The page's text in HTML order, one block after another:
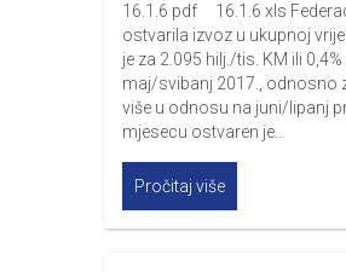
16.1.6 pdf 16.1.6 xls
ostvarila izvoz u ukupnoj
je za 2.095 hilj./tis. KM ili
maj/svibanj 2017., odnosno
više u odnosu na juni/lipanj
mjesecu ostvaren je…
Pročitaj više